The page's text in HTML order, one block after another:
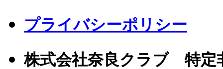
プライバシーポリシー
株式会社奈良クラブ 特定